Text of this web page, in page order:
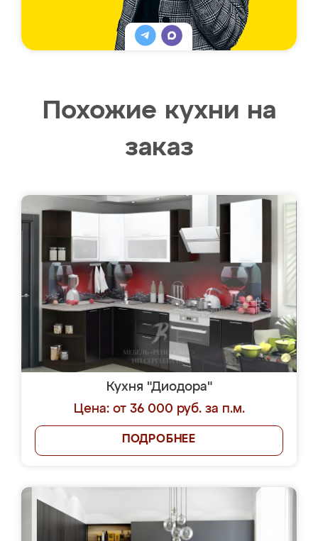
Похожие кухни на
заказ
Кухня "Диодора"
Цена: от 36 000 руб. за п.м.
ПОДРОБНЕЕ